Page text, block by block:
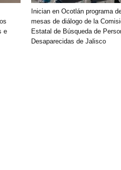
e
Inician en Ocotlán programa
mesas de diálogo de la
Estatal de Búsqueda de
Desaparecidas de Jalisco